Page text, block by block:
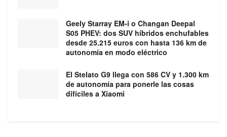
Geely Starray EM-i o Changan Deepal
S05 PHEV: dos SUV híbridos enchufables
desde 25.215 euros con hasta 136 km de
autonomía en modo eléctrico
El Stelato G9 llega con 586 CV y 1.300 km
de autonomía para ponerle las cosas
difíciles a Xiaomi